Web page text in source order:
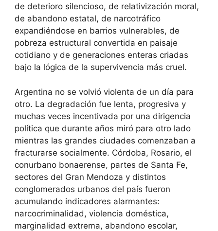
de deterioro silencioso, de relativización moral,
de abandono estatal, de narcotráfico
expandiéndose en barrios vulnerables, de
pobreza estructural convertida en paisaje
cotidiano y de generaciones enteras criadas
bajo la lógica de la supervivencia más cruel.
Argentina no se volvió violenta de un día para
otro. La degradación fue lenta, progresiva y
muchas veces incentivada por una dirigencia
política que durante años miró para otro lado
mientras las grandes ciudades comenzaban a
fracturarse socialmente. Córdoba, Rosario, el
conurbano bonaerense, partes de Santa Fe,
sectores del Gran Mendoza y distintos
conglomerados urbanos del país fueron
acumulando indicadores alarmantes:
narcocriminalidad, violencia doméstica,
marginalidad extrema, abandono escolar,